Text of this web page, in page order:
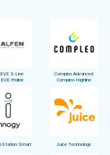
EVE S-Line
EVE Proline
Compleo Advanced
Compleo Highline
Smart Juice Technology